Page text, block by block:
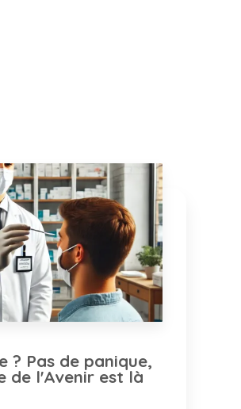
? Pas de panique,
de l'Avenir est là